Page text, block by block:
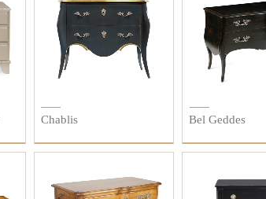
Chablis Bel Geddes